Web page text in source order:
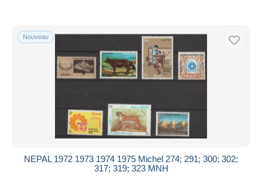
Uniquement en réduction
Livraison gratuite
Méthodes de paiement
Virement bancaire
Visa
Mastercard
iDeal
Nouveau
NEPAL 1972 1973 1974 1975 Michel 274; 291; 300; 302;
317; 319; 323 MNH